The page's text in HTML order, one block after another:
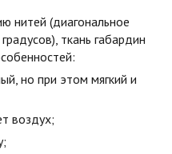
нитей (диагональное
ткань габардин
но при этом мягкий и
воздух;